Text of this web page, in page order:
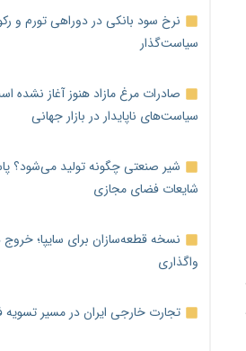
نرخ سود بانکی در دوراهی تورم و
سیاست‌گذار
صادرات مرغ مازاد هنوز آغاز
سیاست‌های ناپایدار در بازار جهانی
شیر صنعتی چگونه تولید می‌شود؟
شایعات فضای مجازی
نسخه قطعه‌سازان برای سایپا؛
واگذاری
تجارت خارجی ایران در مسیر تسویه